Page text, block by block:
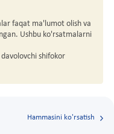
faqat ma'lumot olish va
Ushbu ko'rsatmalarni
shifokor
Hammasini ko'rsatish